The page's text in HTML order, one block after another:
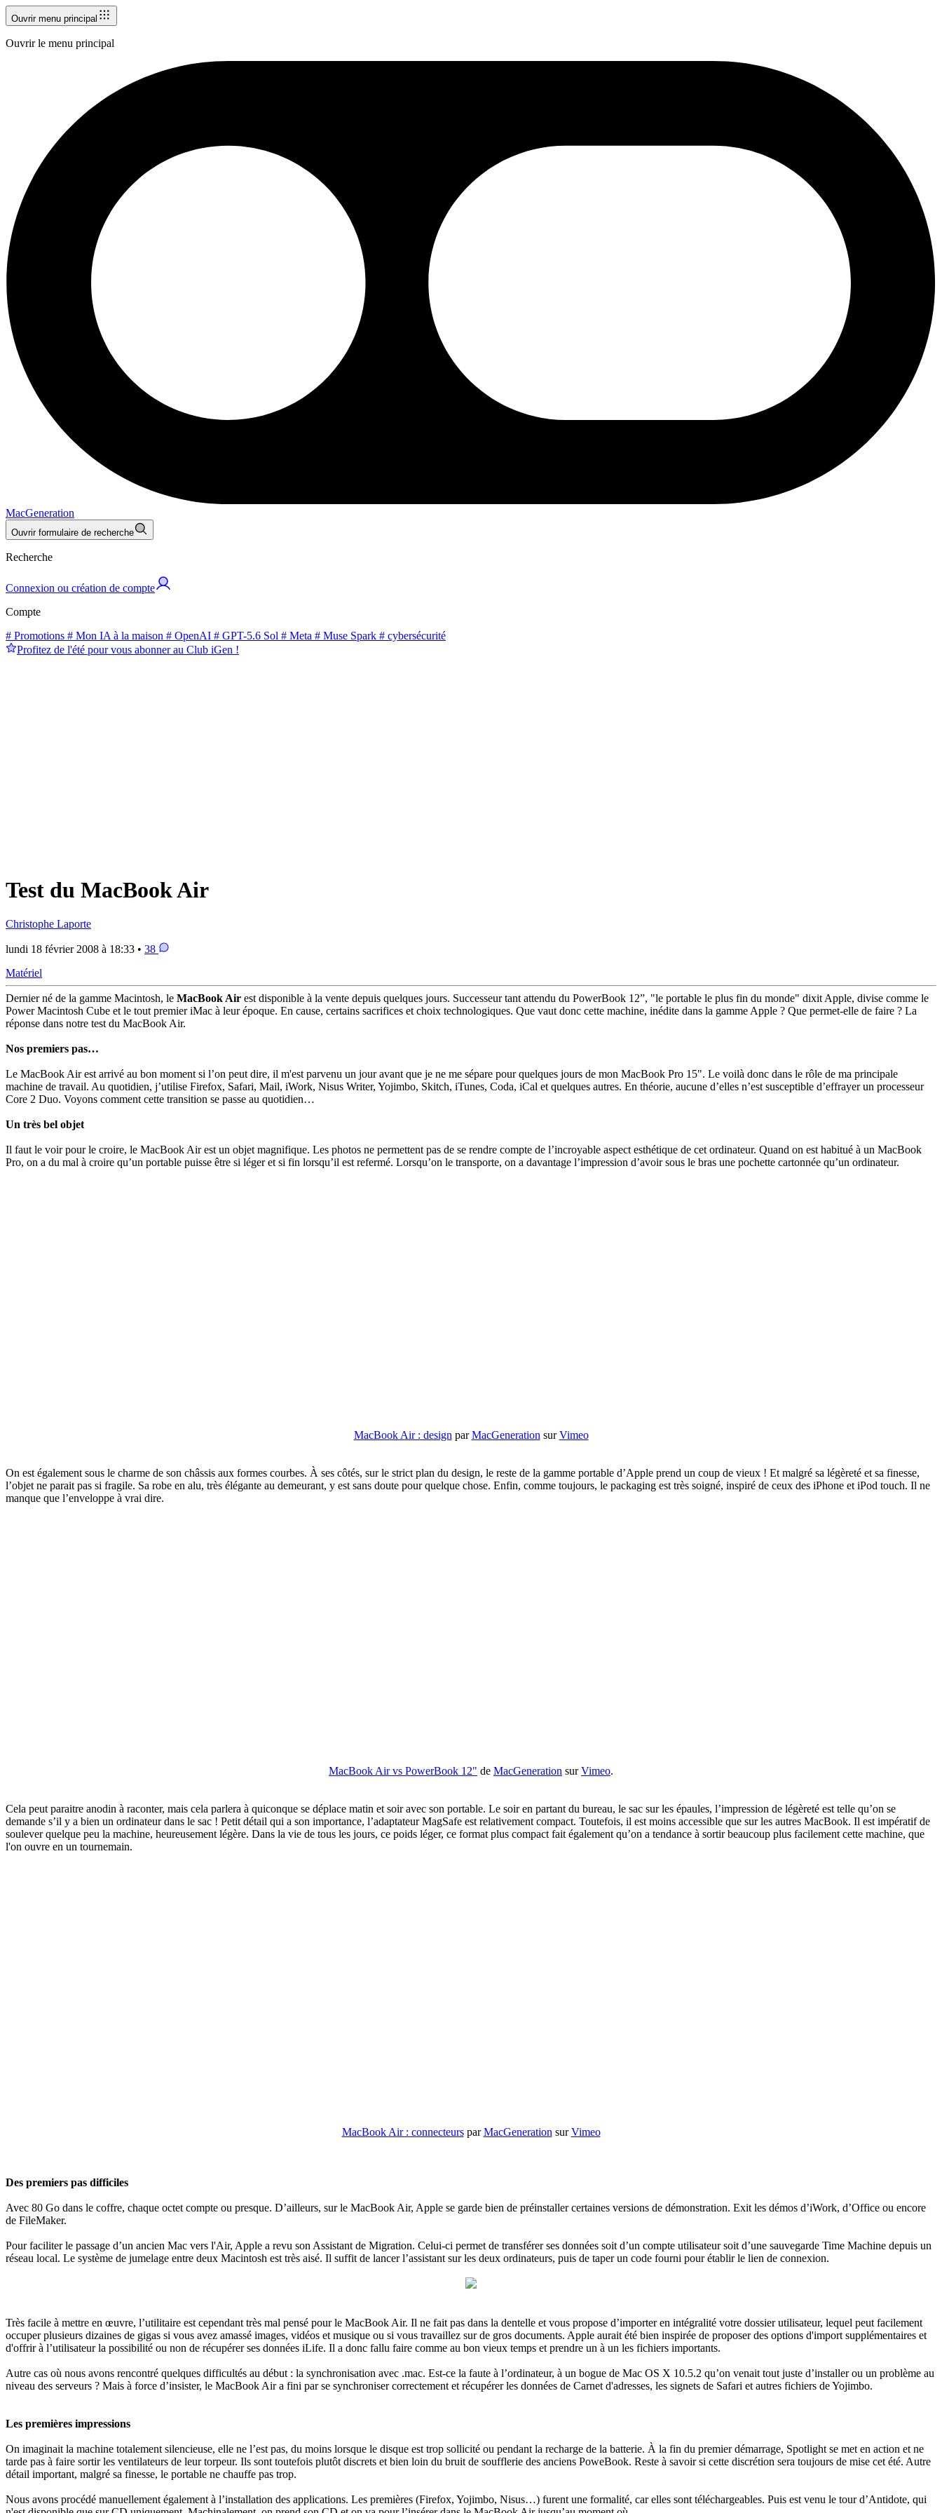
Ouvrir menu principal
Ouvrir le menu principal
MacGeneration
Ouvrir formulaire de recherche
Recherche
Connexion ou création de compte
Compte
# Promotions # Mon IA à la maison # OpenAI # GPT-5.6 Sol # Meta # Muse Spark # cybersécurité
Profitez de l'été pour vous abonner au Club iGen !
Test du MacBook Air
Christophe Laporte
lundi 18 février 2008 à 18:33 • 38
Matériel
Dernier né de la gamme Macintosh, le MacBook Air est disponible à la vente depuis quelques jours. Successeur tant attendu du PowerBook 12”, "le portable le plus fin du monde" dixit Apple, divise comme le
Power Macintosh Cube et le tout premier iMac à leur époque. En cause, certains sacrifices et choix technologiques. Que vaut donc cette machine, inédite dans la gamme Apple ? Que permet-elle de faire ? La
réponse dans notre test du MacBook Air.
Nos premiers pas…
Le MacBook Air est arrivé au bon moment si l’on peut dire, il m'est parvenu un jour avant que je ne me sépare pour quelques jours de mon MacBook Pro 15". Le voilà donc dans le rôle de ma principale
machine de travail. Au quotidien, j’utilise Firefox, Safari, Mail, iWork, Nisus Writer, Yojimbo, Skitch, iTunes, Coda, iCal et quelques autres. En théorie, aucune d’elles n’est susceptible d’effrayer un processeur
Core 2 Duo. Voyons comment cette transition se passe au quotidien…
Un très bel objet
Il faut le voir pour le croire, le MacBook Air est un objet magnifique. Les photos ne permettent pas de se rendre compte de l’incroyable aspect esthétique de cet ordinateur. Quand on est habitué à un MacBook
Pro, on a du mal à croire qu’un portable puisse être si léger et si fin lorsqu’il est refermé. Lorsqu’on le transporte, on a davantage l’impression d’avoir sous le bras une pochette cartonnée qu’un ordinateur.
MacBook Air : design parMacGeneration surVimeo
On est également sous le charme de son châssis aux formes courbes. À ses côtés, sur le strict plan du design, le reste de la gamme portable d’Apple prend un coup de vieux ! Et malgré sa légèreté et sa finesse,
l’objet ne parait pas si fragile. Sa robe en alu, très élégante au demeurant, y est sans doute pour quelque chose. Enfin, comme toujours, le packaging est très soigné, inspiré de ceux des iPhone et iPod touch. Il ne
manque que l’enveloppe à vrai dire.
MacBook Air vs PowerBook 12" de MacGeneration surVimeo.
Cela peut paraitre anodin à raconter, mais cela parlera à quiconque se déplace matin et soir avec son portable. Le soir en partant du bureau, le sac sur les épaules, l’impression de légèreté est telle qu’on se
demande s’il y a bien un ordinateur dans le sac ! Petit détail qui a son importance, l’adaptateur MagSafe est relativement compact. Toutefois, il est moins accessible que sur les autres MacBook. Il est impératif de
soulever quelque peu la machine, heureusement légère. Dans la vie de tous les jours, ce poids léger, ce format plus compact fait également qu’on a tendance à sortir beaucoup plus facilement cette machine, que
l'on ouvre en un tournemain.
MacBook Air : connecteursparMacGeneration surVimeo
Des premiers pas difficiles
Avec 80 Go dans le coffre, chaque octet compte ou presque. D’ailleurs, sur le MacBook Air, Apple se garde bien de préinstaller certaines versions de démonstration. Exit les démos d’iWork, d’Office ou encore
de FileMaker.
Pour faciliter le passage d’un ancien Mac vers l'Air, Apple a revu son Assistant de Migration. Celui-ci permet de transférer ses données soit d’un compte utilisateur soit d’une sauvegarde Time Machine depuis un
réseau local. Le système de jumelage entre deux Macintosh est très aisé. Il suffit de lancer l’assistant sur les deux ordinateurs, puis de taper un code fourni pour établir le lien de connexion.
Très facile à mettre en œuvre, l’utilitaire est cependant très mal pensé pour le MacBook Air. Il ne fait pas dans la dentelle et vous propose d’importer en intégralité votre dossier utilisateur, lequel peut facilement
occuper plusieurs dizaines de gigas si vous avez amassé images, vidéos et musique ou si vous travaillez sur de gros documents. Apple aurait été bien inspirée de proposer des options d'import supplémentaires et
d'offrir à l’utilisateur la possibilité ou non de récupérer ses données iLife. Il a donc fallu faire comme au bon vieux temps et prendre un à un les fichiers importants.
Autre cas où nous avons rencontré quelques difficultés au début : la synchronisation avec .mac. Est-ce la faute à l’ordinateur, à un bogue de Mac OS X 10.5.2 qu’on venait tout juste d’installer ou un problème au
niveau des serveurs ? Mais à force d’insister, le MacBook Air a fini par se synchroniser correctement et récupérer les données de Carnet d'adresses, les signets de Safari et autres fichiers de Yojimbo.
Les premières impressions
On imaginait la machine totalement silencieuse, elle ne l’est pas, du moins lorsque le disque est trop sollicité ou pendant la recharge de la batterie. À la fin du premier démarrage, Spotlight se met en action et ne
tarde pas à faire sortir les ventilateurs de leur torpeur. Ils sont toutefois plutôt discrets et bien loin du bruit de soufflerie des anciens PoweBook. Reste à savoir si cette discrétion sera toujours de mise cet été. Autre
détail important, malgré sa finesse, le portable ne chauffe pas trop.
Nous avons procédé manuellement également à l’installation des applications. Les premières (Firefox, Yojimbo, Nisus…) furent une formalité, car elles sont téléchargeables. Puis est venu le tour d’Antidote, qui